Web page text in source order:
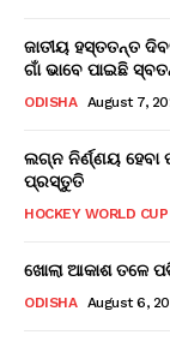
ଜାତୀୟ ହସ୍ତତନ୍ତ
ଗାଁ ଭାବେ ପାଇଛି
ODISHA August 7,
ଲଗ୍ନ ନିର୍ଣ୍ଣୟ
ପ୍ରସ୍ତୁତି
HOCKEY WORLD
ଖୋଲା ଆକାଶ ତଳେ
ODISHA August 6,